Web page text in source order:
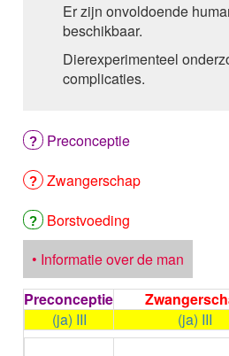
ALFA-1-
ALFENTANYL HCl
ALFUZOSINE
ALGELDRAAT
ALGINAAT Na / Na
CARBONAAT
ALGINEZUUR
ALGLUCOSIDASE alfa
ALIROCUMAB
ALITRETINOINE
ALIZAPRIDE
ALLOPURINOL
ALMOTRIPTAN
ALOGLIPTINE benzoaat
ALPELISIB
Er zijn onvoldoende
beschikbaar.
Dierexperimenteel
complicaties.
Preconceptie
Zwangerschap
Borstvoeding
• Informatie over de man
Preconceptie
(ja) III
(ja) III